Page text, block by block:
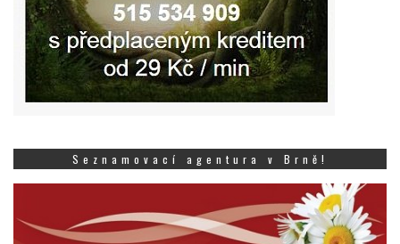
Seznamovací agentura v Brně!